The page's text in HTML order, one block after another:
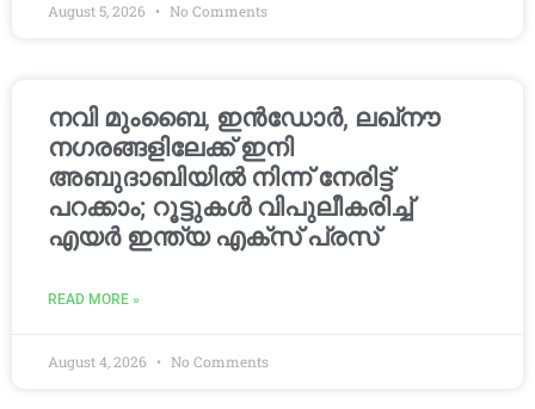
August 5, 2026 No Comments
നവി മുംബൈ, ഇൻഡോർ, ലഖ്നൗ
നഗരങ്ങളിലേക്ക് ഇനി
അബുദാബിയിൽ നിന്ന് നേരിട്ട്
പറക്കാം; റൂട്ടുകൾ വിപുലീകരിച്ച്
എയർ ഇന്ത്യ എക്സ് പ്രസ്
READ MORE »
August 4, 2026 No Comments